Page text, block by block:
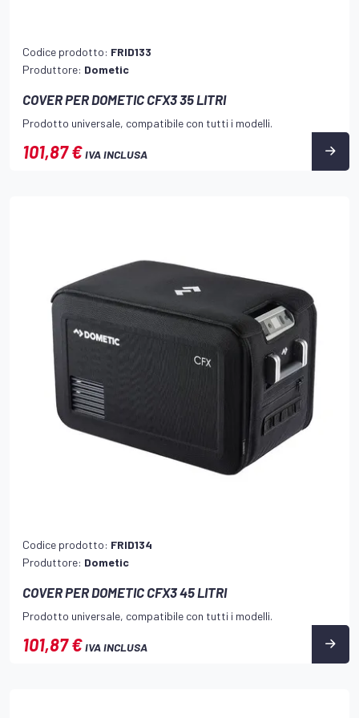
Codice prodotto: FRID133
Produttore: Dometic
COVER PER DOMETIC CFX3 35 LITRI
Prodotto universale, compatibile con tutti i modelli.
101,87 €IVA INCLUSA
Codice prodotto: FRID134
Produttore: Dometic
COVER PER DOMETIC CFX3 45 LITRI
Prodotto universale, compatibile con tutti i modelli.
101,87 €IVA INCLUSA